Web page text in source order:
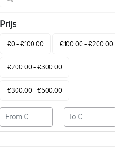
Prijs
€0 - €100.00 €100.00 - €200.00
€200.00 - €300.00
€300.00 - €500.00
-